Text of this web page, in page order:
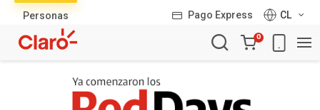
Personas Pago Express
CL
Carro
de
0
productos